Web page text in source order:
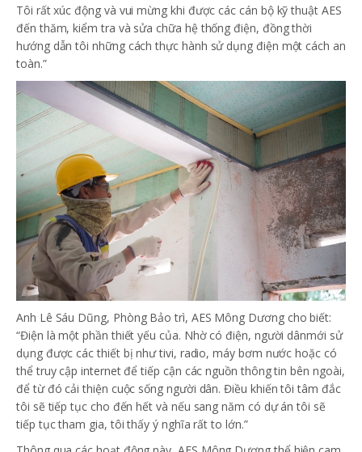
Tôi rất xúc động và vui mừng khi được các cán bộ kỹ thuật AES
đến thăm, kiểm tra và sửa chữa hệ thống điện, đồng thời
hướng dẫn tôi những cách thực hành sử dụng điện một cách an
toàn.”
Anh Lê Sáu Dũng, Phòng Bảo trì, AES Mông Dương cho biết:
“Điện là một phần thiết yếu của. Nhờ có điện, người dânmới sử
dụng được các thiết bị như tivi, radio, máy bơm nước hoặc có
thể truy cập internet để tiếp cận các nguồn thông tin bên ngoài,
để từ đó cải thiện cuộc sống người dân. Điều khiến tôi tâm đắc
tôi sẽ tiếp tục cho đến hết và nếu sang năm có dự án tôi sẽ
tiếp tục tham gia, tôi thấy ý nghĩa rất to lớn.”